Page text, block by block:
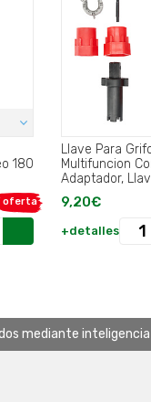
180
oferta
Llave Para
Multifuncion
Adaptador,
Hexagonal y
de Tornillos.
9,20€
+detalles
mediante